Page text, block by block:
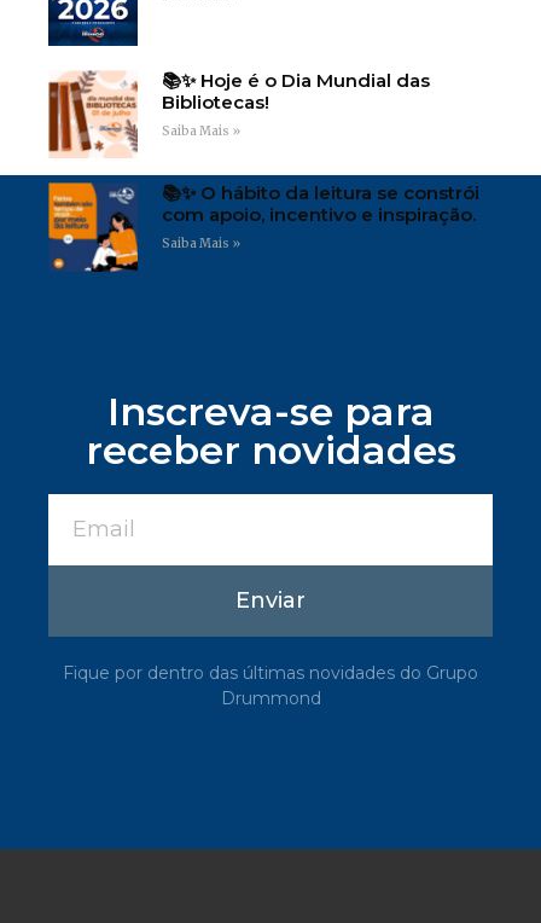
📚✨ Hoje é o Dia Mundial das
Bibliotecas!
Saiba Mais »
📚✨ O hábito da leitura se constrói
com apoio, incentivo e inspiração.
Saiba Mais »
Inscreva-se para
receber novidades
Enviar
Fique por dentro das últimas novidades do Grupo
Drummond